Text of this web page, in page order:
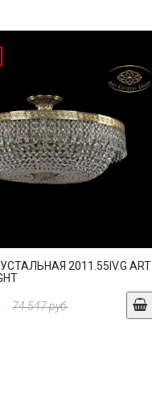
2011.55IV.G ART
74 547 руб.